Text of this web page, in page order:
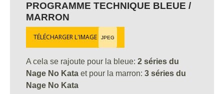
PROGRAMME TECHNIQUE BLEUE /
MARRON
TÉLÉCHARGER L'IMAGE JPEG
A cela se rajoute pour la bleue: 2 séries du
Nage No Kata et pour la marron: 3 séries du
Nage No Kata